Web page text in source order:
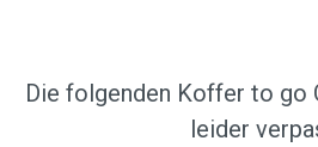
Die folgenden Koffer to go
leider